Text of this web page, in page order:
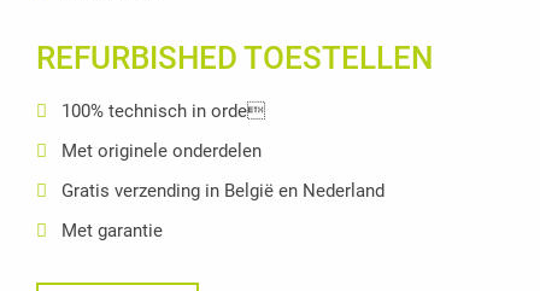
REFURBISHED TOESTELLEN
100% technisch in orde
Met originele onderdelen
Gratis verzending in België en Nederland
Met garantie